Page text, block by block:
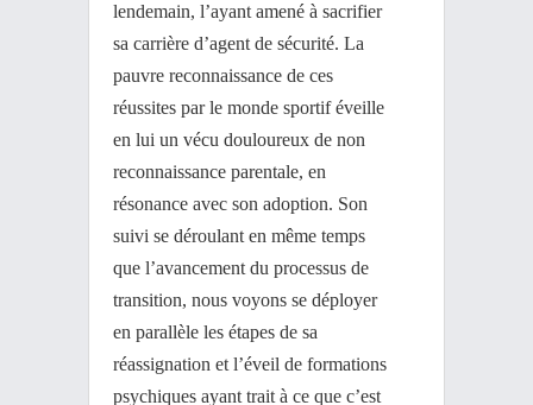
lendemain, l’ayant amené à sacrifier
sa carrière d’agent de sécurité. La
pauvre reconnaissance de ces
réussites par le monde sportif éveille
en lui un vécu douloureux de non
reconnaissance parentale, en
résonance avec son adoption. Son
suivi se déroulant en même temps
que l’avancement du processus de
transition, nous voyons se déployer
en parallèle les étapes de sa
réassignation et l’éveil de formations
psychiques ayant trait à ce que c’est